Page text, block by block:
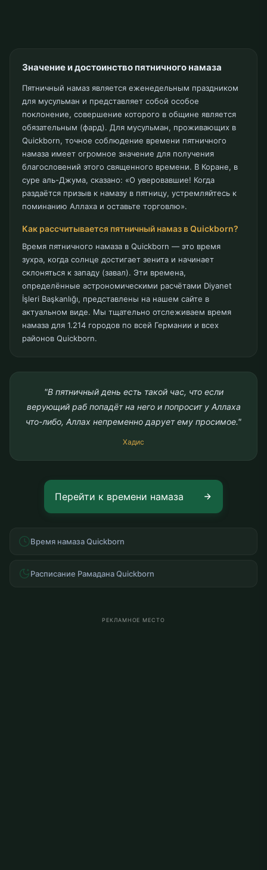
Значение и достоинство пятничного намаза
Пятничный намаз является еженедельным праздником
для мусульман и представляет собой особое
поклонение, совершение которого в общине является
обязательным (фард). Для мусульман, проживающих в
Quickborn, точное соблюдение времени пятничного
намаза имеет огромное значение для получения
благословений этого священного времени. В Коране, в
суре аль-Джума, сказано: «О уверовавшие! Когда
раздаётся призыв к намазу в пятницу, устремляйтесь к
поминанию Аллаха и оставьте торговлю».
Как рассчитывается пятничный намаз в Quickborn?
Время пятничного намаза в Quickborn — это время
зухра, когда солнце достигает зенита и начинает
склоняться к западу (завал). Эти времена,
определённые астрономическими расчётами Diyanet
İşleri Başkanlığı, представлены на нашем сайте в
актуальном виде. Мы тщательно отслеживаем время
намаза для 1.214 городов по всей Германии и всех
районов Quickborn.
"В пятничный день есть такой час, что если
верующий раб попадёт на него и попросит у Аллаха
что-либо, Аллах непременно дарует ему просимое."
Хадис
Перейти к времени намаза
Время намаза Quickborn
Расписание Рамадана Quickborn
РЕКЛАМНОЕ МЕСТО